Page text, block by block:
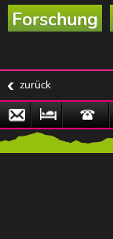
Forschung
zurück
Email
Zu
den
Hotline